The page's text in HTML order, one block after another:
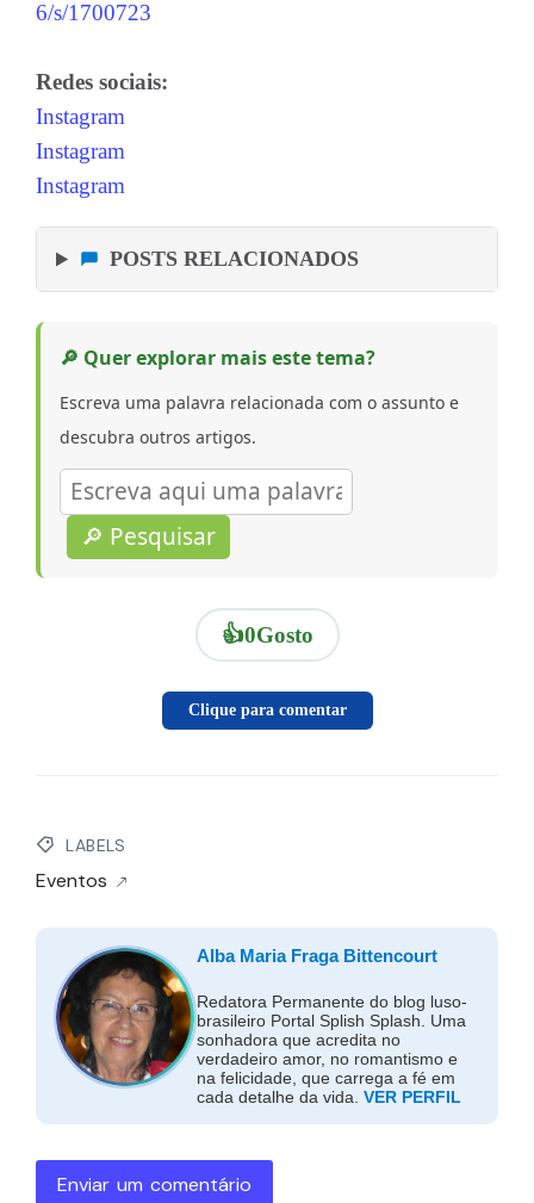
6/s/1700723
Redes sociais:
Instagram
Instagram
Instagram
POSTS RELACIONADOS
🔎 Quer explorar mais este tema?
Escreva uma palavra relacionada com o assunto e
descubra outros artigos.
🔎 Pesquisar
👍0Gosto
Clique para comentar
LABELS
Eventos
Alba Maria Fraga Bittencourt
Redatora Permanente do blog luso-
brasileiro Portal Splish Splash. Uma
sonhadora que acredita no
verdadeiro amor, no romantismo e
na felicidade, que carrega a fé em
cada detalhe da vida. VER PERFIL
Enviar um comentário